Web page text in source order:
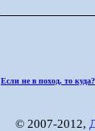
Если не в поход, то куда?
© 2007-2012,